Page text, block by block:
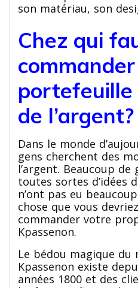
son matériau, son
Chez qui
de l’argent?
Dans le monde
gens cherchent des
l’argent. Beaucoup de
toutes sortes d’idées
n’ont pas eu
chose que vous
commander votre
Kpassenon.
Le bédou magique
Kpassenon existe
années 1800 et des